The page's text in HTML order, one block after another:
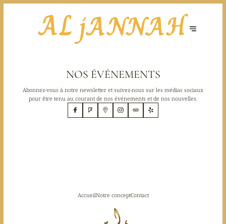
NOS ÉVÉNEMENTS
Abonnez-vous à notre newsletter et suivez-nous sur les médias sociaux
pour être tenu au courant de nos événements et de nos nouvelles.
AccueilNotre conceptContact